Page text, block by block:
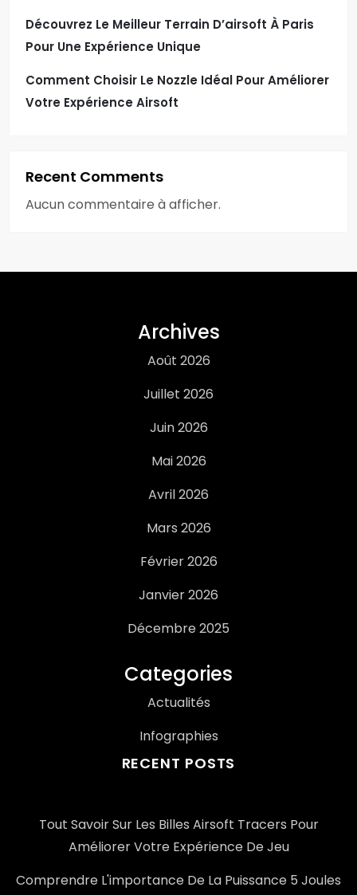
Découvrez Le Meilleur Terrain D’airsoft À Paris
Pour Une Expérience Unique
Comment Choisir Le Nozzle Idéal Pour Améliorer
Votre Expérience Airsoft
Recent Comments
Aucun commentaire à afficher.
Archives
Août 2026
Juillet 2026
Juin 2026
Mai 2026
Avril 2026
Mars 2026
Février 2026
Janvier 2026
Décembre 2025
Categories
Actualités
Infographies
RECENT POSTS
Tout Savoir Sur Les Billes Airsoft Tracers Pour
Améliorer Votre Expérience De Jeu
Comprendre L'importance De La Puissance 5 Joules